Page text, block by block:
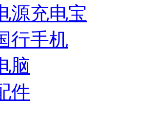
源充电宝
行手机
脑
件